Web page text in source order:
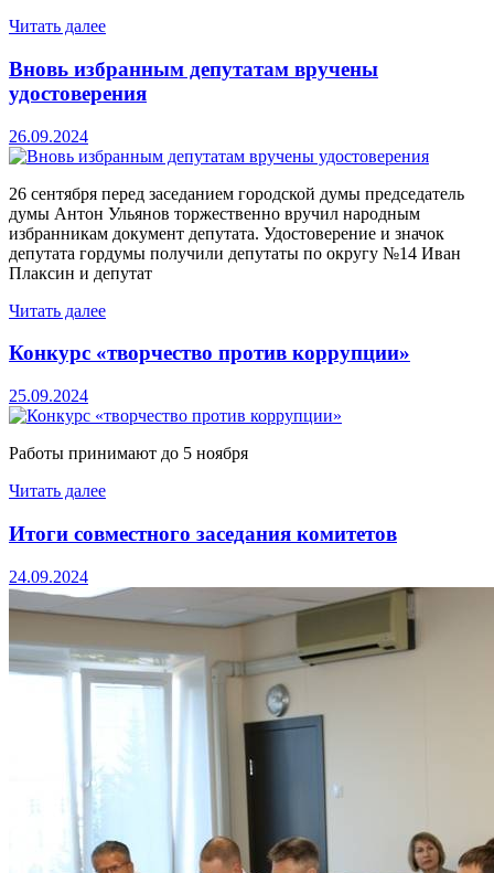
Читать далее
Вновь избранным депутатам вручены
удостоверения
26.09.2024
26 сентября перед заседанием городской думы председатель
думы Антон Ульянов торжественно вручил народным
избранникам документ депутата. Удостоверение и значок
депутата гордумы получили депутаты по округу №14 Иван
Плаксин и депутат
Читать далее
Конкурс «творчество против коррупции»
25.09.2024
Работы принимают до 5 ноября
Читать далее
Итоги совместного заседания комитетов
24.09.2024